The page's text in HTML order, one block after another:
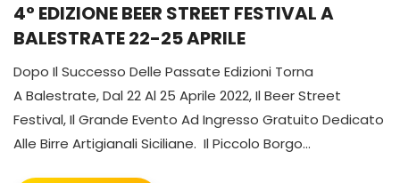
4° EDIZIONE BEER STREET FESTIVAL A
BALESTRATE 22-25 APRILE
Dopo Il Successo Delle Passate Edizioni Torna
A Balestrate, Dal 22 Al 25 Aprile 2022, Il Beer Street
Festival, Il Grande Evento Ad Ingresso Gratuito Dedicato
Alle Birre Artigianali Siciliane. Il Piccolo Borgo...